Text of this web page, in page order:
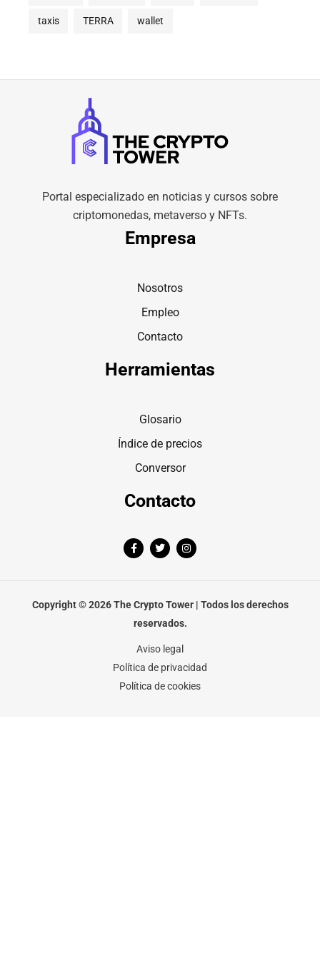
taxis TERRA wallet
Portal especializado en noticias y cursos sobre
criptomonedas, metaverso y NFTs.
Empresa
Nosotros
Empleo
Contacto
Herramientas
Glosario
Índice de precios
Conversor
Contacto
F
a
o
-
T
w
r
I
n
r
m
Copyright © 2026 The Crypto Tower | Todos los derechos
reservados.
Aviso legal
Política de privacidad
Política de cookies